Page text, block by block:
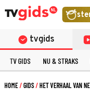
tvgids
TV GIDS NU & STRAKS
HOME GIDS HET VERHAAL VAN